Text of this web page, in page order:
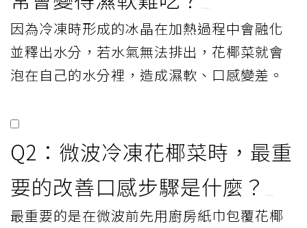
因為冷凍時形成的冰晶在加熱過程中會融化
並釋出水分，若水氣無法排出，花椰菜就會
泡在自己的水分裡，造成濕軟、口感變差。
Q2：微波冷凍花椰菜時，最重
要的改善口感步驟是什麼？
最重要的是在微波前先用廚房紙巾包覆花椰